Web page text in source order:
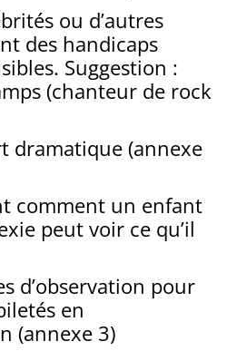
ou d’autres
des handicaps
Suggestion :
(chanteur de rock
dramatique (annexe
comment un enfant
peut voir ce qu’il
d’observation pour
en
(annexe 3)